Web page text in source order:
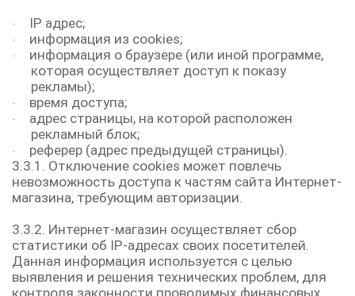
· IP адрес;
· информация из cookies;
·
информация о браузере (или иной программе,
которая осуществляет доступ к показу
рекламы);
· время доступа;
·
адрес страницы, на которой расположен
рекламный блок;
·
реферер (адрес предыдущей страницы).
3.3.1. Отключение cookies может повлечь
невозможность доступа к частям сайта Интернет-
магазина, требующим авторизации.
3.3.2. Интернет-магазин осуществляет сбор
статистики об IP-адресах своих посетителей.
Данная информация используется с целью
выявления и решения технических проблем, для
контроля законности проводимых финансовых